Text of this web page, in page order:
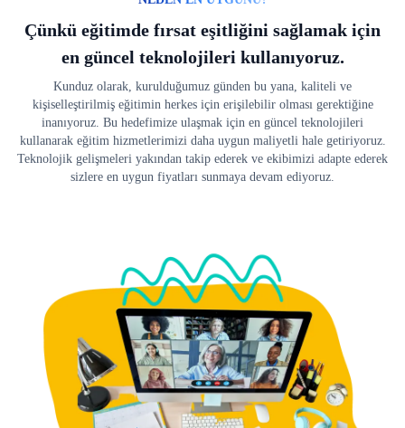
Çünkü eğitimde fırsat eşitliğini sağlamak için
en güncel teknolojileri kullanıyoruz.
Kunduz olarak, kurulduğumuz günden bu yana, kaliteli ve
kişiselleştirilmiş eğitimin herkes için erişilebilir olması gerektiğine
inanıyoruz. Bu hedefimize ulaşmak için en güncel teknolojileri
kullanarak eğitim hizmetlerimizi daha uygun maliyetli hale getiriyoruz.
Teknolojik gelişmeleri yakından takip ederek ve ekibimizi adapte ederek
sizlere en uygun fiyatları sunmaya devam ediyoruz.